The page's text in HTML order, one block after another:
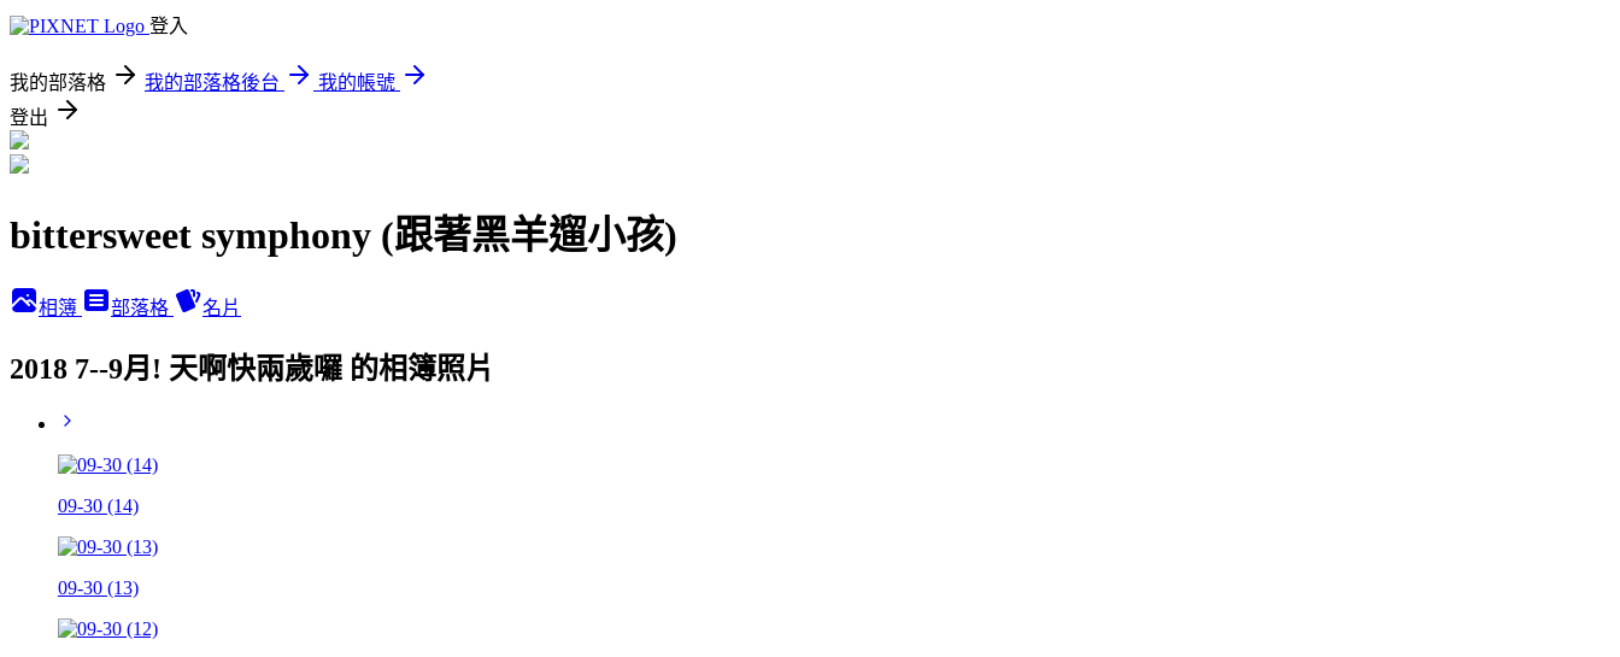
登入
我的部落格 我的部落格後台
我的帳號
登出
bittersweet symphony (跟著黑羊遛小孩)
相簿 部落格 名片
2018 7--9月! 天啊快兩歲囉 的相簿照片
09-30 (14)
09-30 (13)